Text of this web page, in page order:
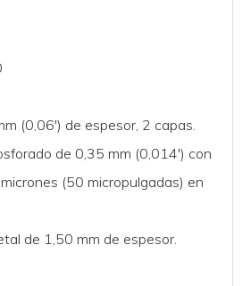
(0,06') de espesor, 2 capas.
de 0,35 mm (0,014') con
(50 micropulgadas) en
de 1,50 mm de espesor.